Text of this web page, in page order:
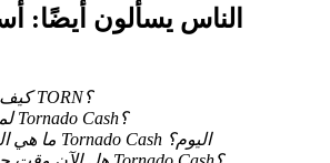
الناس يسألون أيضًا:
كيف تشتري وتتداول TORN؟
لماذا ينخفض سعر Tornado Cash؟
ما هي القيمة السوقية لـ Tornado Cash اليوم؟